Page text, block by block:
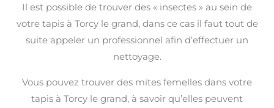
Il est possible de trouver des « insectes » au sein de
votre tapis à Torcy le grand, dans ce cas il faut tout de
suite appeler un professionnel afin d’effectuer un
nettoyage.
Vous pouvez trouver des mites femelles dans votre
tapis à Torcy le grand, à savoir qu’elles peuvent